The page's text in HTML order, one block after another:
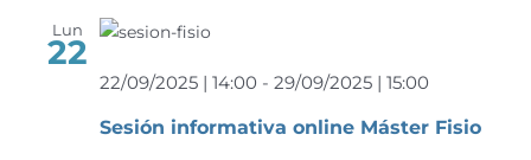
Lun
22
Sesión informativa online Máster Fisio
22/09/2025 | 14:00 - 29/09/2025 | 15:00